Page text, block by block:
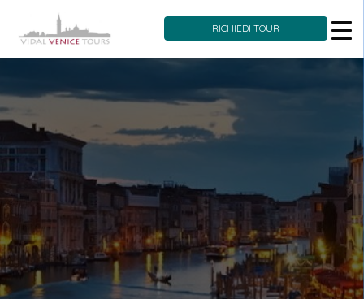
Skip
content
RICHIEDI TOUR